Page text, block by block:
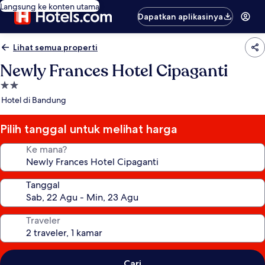
Langsung ke konten utama
Dapatkan aplikasinya
Lihat semua properti
Newly Frances Hotel Cipaganti
Properti
bintang
Hotel di Bandung
Pilih tanggal untuk melihat harga
Ke mana?
Tanggal
Traveler